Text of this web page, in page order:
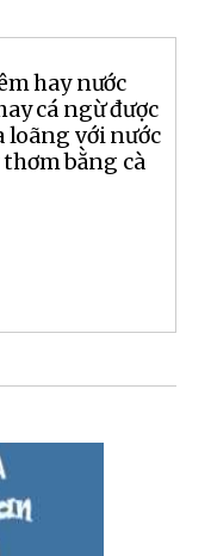
hay nước
cá ngừ được
loãng với nước
bằng cà